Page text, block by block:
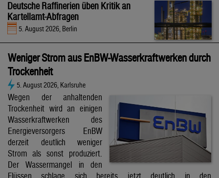
Deutsche Raffinerien üben Kritik an
Kartellamt-Abfragen
5. August 2026, Berlin
Weniger Strom aus EnBW-Wasserkraftwerken durch
Trockenheit
5. August 2026, Karlsruhe
Wegen der anhaltenden
Trockenheit wird an einigen
Wasserkraftwerken des
Energieversorgers EnBW
derzeit deutlich weniger
Strom als sonst produziert.
Der Wassermangel in den
Flüssen schlage sich bereits jetzt deutlich in den